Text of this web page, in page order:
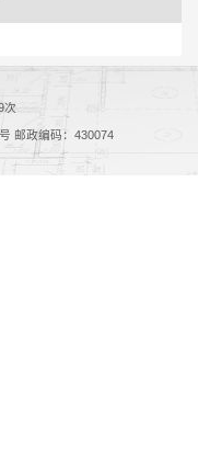
次
邮政编码：430074